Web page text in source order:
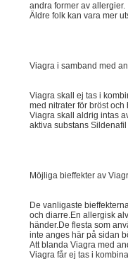
andra former av allergier.
Äldre folk kan vara mer
Viagra i samband med
Viagra skall ej tas i
med nitrater för bröst och
Viagra skall aldrig intas
aktiva substans Sildenafil
Möjliga bieffekter av
De vanligaste
och diarre.En allergisk
händer.De flesta som
inte anges här på sidan
Att blanda Viagra med
Viagra får ej tas i